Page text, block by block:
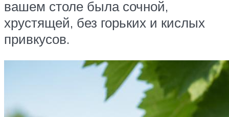
вашем столе была сочной,
хрустящей, без горьких и кислых
привкусов.